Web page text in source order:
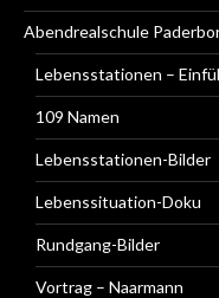
Abendrealschule
Lebensstationen –
109 Namen
Lebensstationen-Bilder
Lebenssituation-Doku
Rundgang-Bilder
Vortrag – Naarmann